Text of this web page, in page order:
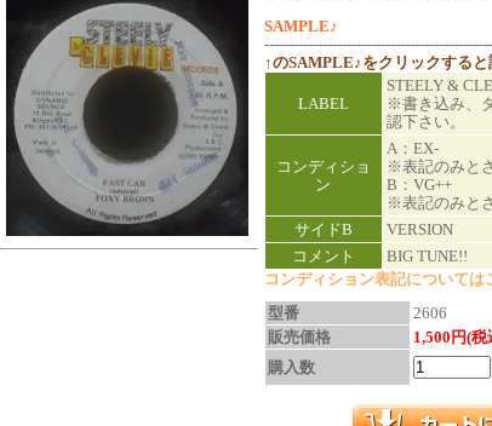
SAMPLE♪
-----------------------------------------------
↑のSAMPLE♪をクリックする
LABEL
STEELY &
※書き込み、
認下さい。
コンディショ
ン
A：EX-
※表記のみと
B：VG++
※表記のみと
サイドB
VERSION
コメント
BIG TUNE!!
コンディション表記については
型番
2606
販売価格
1,500円(税
購入数